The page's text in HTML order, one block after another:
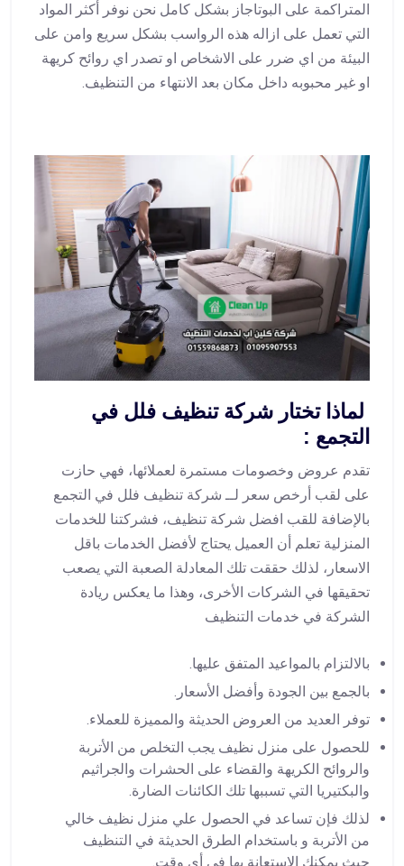
المتراكمة على البوتاجاز بشكل كامل نحن نوفر أكثر المواد
التي تعمل على ازاله هذه الرواسب بشكل سريع وامن على
البيئة من اي ضرر على الاشخاص او تصدر اي روائح كريهة
او غير محبوبه داخل مكان بعد الانتهاء من التنظيف.
لماذا تختار شركة تنظيف فلل في
التجمع :
تقدم عروض وخصومات مستمرة لعملائها، فهي حازت
على لقب أرخص سعر لــ شركة تنظيف فلل في التجمع
بالإضافة للقب افضل شركة تنظيف، فشركتنا للخدمات
المنزلية تعلم أن العميل يحتاج لأفضل الخدمات باقل
الاسعار، لذلك حققت تلك المعادلة الصعبة التي يصعب
تحقيقها في الشركات الأخرى، وهذا ما يعكس ريادة
الشركة في خدمات التنظيف
بالالتزام بالمواعيد المتفق عليها.
بالجمع بين الجودة وأفضل الأسعار.
توفر العديد من العروض الحديثة والمميزة للعملاء.
للحصول على منزل نظيف يجب التخلص من الأتربة
والروائح الكريهة والقضاء على الحشرات والجراثيم
والبكتيريا التي تسببها تلك الكائنات الضارة.
لذلك فإن تساعد في الحصول علي منزل نظيف خالي
من الأتربة و باستخدام الطرق الحديثة في التنظيف
حيث يمكنك الإستعانة بها في أي وقت.